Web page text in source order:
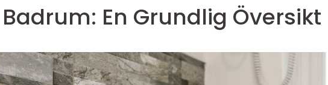
En Grundlig Översikt